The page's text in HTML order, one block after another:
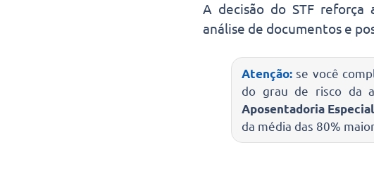
A decisão do STF reforça
análise de documentos e
Atenção: se você
do grau de risco da
Aposentadoria
da média das 80%